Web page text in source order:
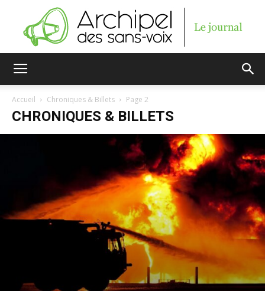
sans-
voix
Accueil Chroniques & Billets Page 2
CHRONIQUES & BILLETS